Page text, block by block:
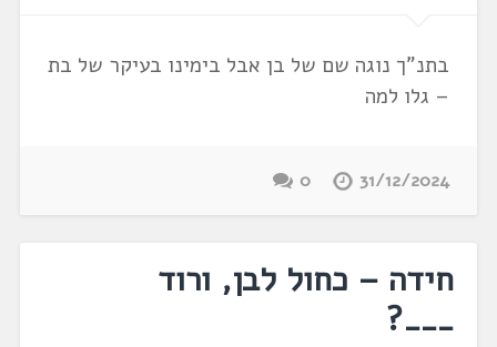
בתנ"ך נוגה שם של בן אבל בימינו בעיקר של בת
– גלו למה
31/12/2024
0
חידה – כחול לבן, ורוד
___?